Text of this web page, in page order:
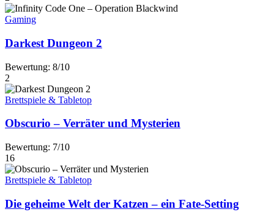
Gaming
Darkest Dungeon 2
Bewertung: 8/10
2
Brettspiele & Tabletop
Obscurio – Verräter und Mysterien
Bewertung: 7/10
16
Brettspiele & Tabletop
Die geheime Welt der Katzen – ein Fate-Setting